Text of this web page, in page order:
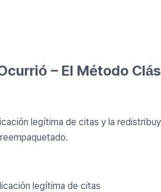
– El Método
legítima de citas y la
legítima de citas